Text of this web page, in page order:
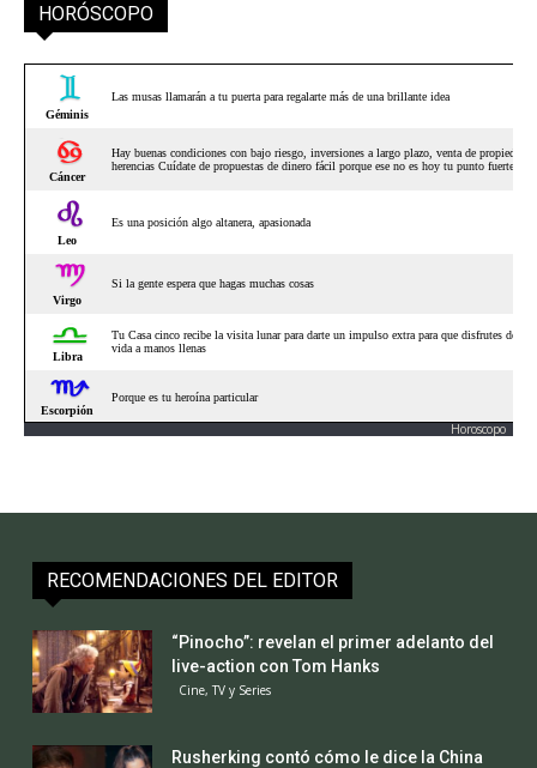
HORÓSCOPO
Horoscopo
RECOMENDACIONES DEL EDITOR
“Pinocho”: revelan el primer adelanto del
live-action con Tom Hanks
Cine, TV y Series
Rusherking contó cómo le dice la China